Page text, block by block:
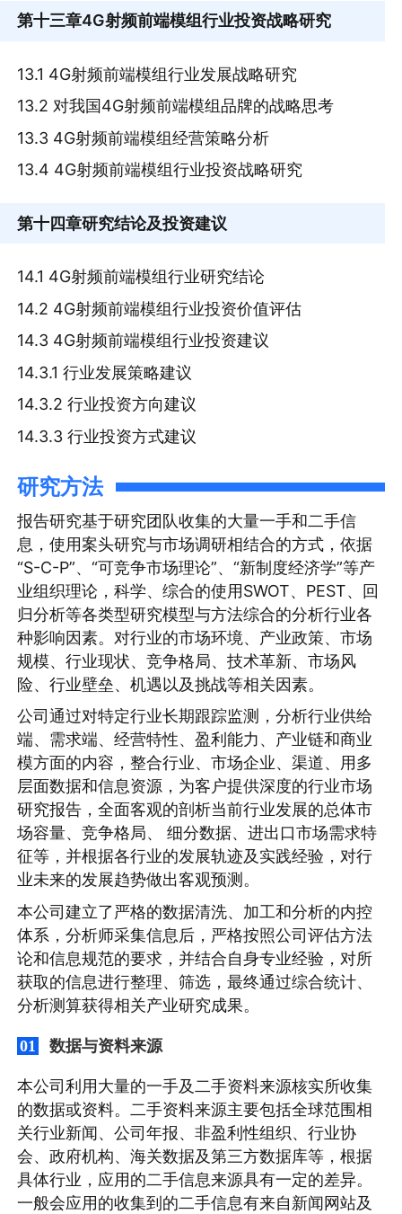
第十三章4G射频前端模组行业投资战略研究
13.1 4G射频前端模组行业发展战略研究
13.2 对我国4G射频前端模组品牌的战略思考
13.3 4G射频前端模组经营策略分析
13.4 4G射频前端模组行业投资战略研究
第十四章研究结论及投资建议
14.1 4G射频前端模组行业研究结论
14.2 4G射频前端模组行业投资价值评估
14.3 4G射频前端模组行业投资建议
14.3.1 行业发展策略建议
14.3.2 行业投资方向建议
14.3.3 行业投资方式建议
研究方法
报告研究基于研究团队收集的大量一手和二手信
息，使用案头研究与市场调研相结合的方式，依据
“S-C-P”、“可竞争市场理论”、“新制度经济学”等产
业组织理论，科学、综合的使用SWOT、PEST、回
归分析等各类型研究模型与方法综合的分析行业各
种影响因素。对行业的市场环境、产业政策、市场
规模、行业现状、竞争格局、技术革新、市场风
险、行业壁垒、机遇以及挑战等相关因素。
公司通过对特定行业长期跟踪监测，分析行业供给
端、需求端、经营特性、盈利能力、产业链和商业
模方面的内容，整合行业、市场企业、渠道、用多
层面数据和信息资源，为客户提供深度的行业市场
研究报告，全面客观的剖析当前行业发展的总体市
场容量、竞争格局、 细分数据、进出口市场需求特
征等，并根据各行业的发展轨迹及实践经验，对行
业未来的发展趋势做出客观预测。
本公司建立了严格的数据清洗、加工和分析的内控
体系，分析师采集信息后，严格按照公司评估方法
论和信息规范的要求，并结合自身专业经验，对所
获取的信息进行整理、筛选，最终通过综合统计、
分析测算获得相关产业研究成果。
01 数据与资料来源
本公司利用大量的一手及二手资料来源核实所收集
的数据或资料。二手资料来源主要包括全球范围相
关行业新闻、公司年报、非盈利性组织、行业协
会、政府机构、海关数据及第三方数据库等，根据
具体行业，应用的二手信息来源具有一定的差异。
一般会应用的收集到的二手信息有来自新闻网站及